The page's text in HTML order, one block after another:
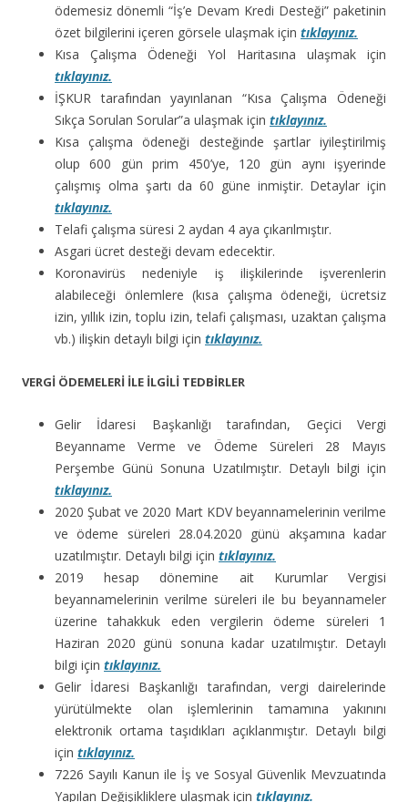
ödemesiz dönemli “İş’e Devam Kredi Desteği” paketinin
özet bilgilerini içeren görsele ulaşmak için tıklayınız.
Kısa Çalışma Ödeneği Yol Haritasına ulaşmak için
tıklayınız.
İŞKUR tarafından yayınlanan “Kısa Çalışma Ödeneği
Sıkça Sorulan Sorular”a ulaşmak için tıklayınız.
Kısa çalışma ödeneği desteğinde şartlar iyileştirilmiş
olup 600 gün prim 450’ye, 120 gün aynı işyerinde
çalışmış olma şartı da 60 güne inmiştir. Detaylar için
tıklayınız.
Telafi çalışma süresi 2 aydan 4 aya çıkarılmıştır.
Asgari ücret desteği devam edecektir.
Koronavirüs nedeniyle iş ilişkilerinde işverenlerin
alabileceği önlemlere (kısa çalışma ödeneği, ücretsiz
izin, yıllık izin, toplu izin, telafi çalışması, uzaktan çalışma
vb.) ilişkin detaylı bilgi için tıklayınız.
VERGİ ÖDEMELERİ İLE İLGİLİ TEDBİRLER
Gelir İdaresi Başkanlığı tarafından, Geçici Vergi
Beyanname Verme ve Ödeme Süreleri 28 Mayıs
Perşembe Günü Sonuna Uzatılmıştır. Detaylı bilgi için
tıklayınız.
2020 Şubat ve 2020 Mart KDV beyannamelerinin verilme
ve ödeme süreleri 28.04.2020 günü akşamına kadar
uzatılmıştır. Detaylı bilgi için tıklayınız.
2019 hesap dönemine ait Kurumlar Vergisi
beyannamelerinin verilme süreleri ile bu beyannameler
üzerine tahakkuk eden vergilerin ödeme süreleri 1
Haziran 2020 günü sonuna kadar uzatılmıştır. Detaylı
bilgi için tıklayınız.
Gelir İdaresi Başkanlığı tarafından, vergi dairelerinde
yürütülmekte olan işlemlerinin tamamına yakınını
elektronik ortama taşıdıkları açıklanmıştır. Detaylı bilgi
için tıklayınız.
7226 Sayılı Kanun ile İş ve Sosyal Güvenlik Mevzuatında
Yapılan Değişikliklere ulaşmak için tıklayınız.